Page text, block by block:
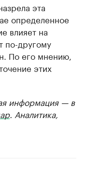
эта
определенное
влияет на
по-другому
По его мнению,
этих
информация — в
. Аналитика,